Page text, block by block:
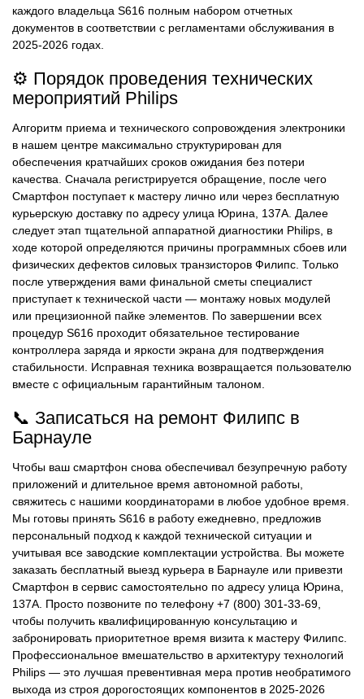
каждого владельца S616 полным набором отчетных
документов в соответствии с регламентами обслуживания в
2025-2026 годах.
⚙️ Порядок проведения технических
мероприятий Philips
Алгоритм приема и технического сопровождения электроники
в нашем центре максимально структурирован для
обеспечения кратчайших сроков ожидания без потери
качества. Сначала регистрируется обращение, после чего
Смартфон поступает к мастеру лично или через бесплатную
курьерскую доставку по адресу улица Юрина, 137А. Далее
следует этап тщательной аппаратной диагностики Philips, в
ходе которой определяются причины программных сбоев или
физических дефектов силовых транзисторов Филипс. Только
после утверждения вами финальной сметы специалист
приступает к технической части — монтажу новых модулей
или прецизионной пайке элементов. По завершении всех
процедур S616 проходит обязательное тестирование
контроллера заряда и яркости экрана для подтверждения
стабильности. Исправная техника возвращается пользователю
вместе с официальным гарантийным талоном.
📞 Записаться на ремонт Филипс в
Барнауле
Чтобы ваш смартфон снова обеспечивал безупречную работу
приложений и длительное время автономной работы,
свяжитесь с нашими координаторами в любое удобное время.
Мы готовы принять S616 в работу ежедневно, предложив
персональный подход к каждой технической ситуации и
учитывая все заводские комплектации устройства. Вы можете
заказать бесплатный выезд курьера в Барнауле или привезти
Смартфон в сервис самостоятельно по адресу улица Юрина,
137А. Просто позвоните по телефону +7 (800) 301-33-69,
чтобы получить квалифицированную консультацию и
забронировать приоритетное время визита к мастеру Филипс.
Профессиональное вмешательство в архитектуру технологий
Philips — это лучшая превентивная мера против необратимого
выхода из строя дорогостоящих компонентов в 2025-2026